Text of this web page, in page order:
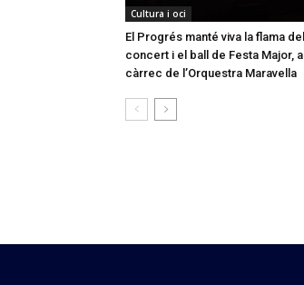
Cultura i oci
El Progrés manté viva la flama del
concert i el ball de Festa Major, a
càrrec de l’Orquestra Maravella